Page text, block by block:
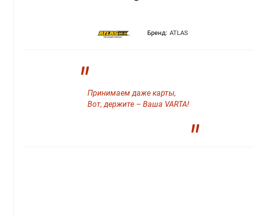
Бренд: ATLAS
"Принимаем даже карты,
Вот, держите – Ваша VARTA!
"